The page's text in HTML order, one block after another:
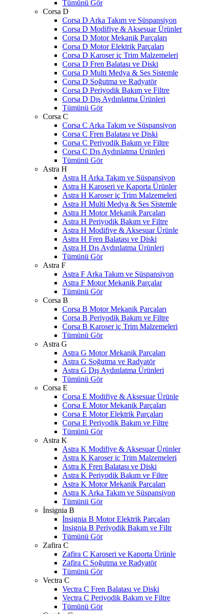
Tümünü Gör
Corsa D
Corsa D Arka Takım ve Süspansiyon
Corsa D Modifiye & Aksesuar Ürünler
Corsa D Motor Mekanik Parçaları
Corsa D Motor Elektrik Parçaları
Corsa D Karoser iç Trim Malzemeleri
Corsa D Fren Balatası ve Diski
Corsa D Multi Medya & Ses Sistemle
Corsa D Soğutma ve Radyatör
Corsa D Periyodik Bakım ve Filtre
Corsa D Dış Aydınlatma Ürünleri
Tümünü Gör
Corsa C
Corsa C Arka Takım ve Süspansiyon
Corsa C Fren Balatası ve Diski
Corsa C Periyodik Bakım ve Filtre
Corsa C Dış Aydınlatma Ürünleri
Tümünü Gör
Astra H
Astra H Arka Takım ve Süspansiyon
Astra H Karoseri ve Kaporta Ürünler
Astra H Karoser iç Trim Malzemeleri
Astra H Multi Medya & Ses Sistemle
Astra H Motor Mekanik Parçaları
Astra H Periyodik Bakım ve Filtre
Astra H Modifiye & Aksesuar Ürünle
Astra H Fren Balatası ve Diski
Astra H Dış Aydınlatma Ürünleri
Tümünü Gör
Astra F
Astra F Arka Takım ve Süspansiyon
Astra F Motor Mekanik Parçalar
Tümünü Gör
Corsa B
Corsa B Motor Mekanik Parçaları
Corsa B Periyodik Bakım ve Filtre
Corsa B Karoser iç Trim Malzemeleri
Tümünü Gör
Astra G
Astra G Motor Mekanik Parçaları
Astra G Soğutma ve Radyatör
Astra G Dış Aydınlatma Ürünleri
Tümünü Gör
Corsa E
Corsa E Modifiye & Aksesuar Ürünle
Corsa E Motor Mekanik Parçaları
Corsa E Motor Elektrik Parçaları
Corsa E Periyodik Bakım ve Filtre
Tümünü Gör
Astra K
Astra K Modifiye & Aksesuar Ürünler
Astra K Karoser iç Trim Malzemeleri
Astra K Fren Balatası ve Diski
Astra K Periyodik Bakım ve Filtre
Astra K Motor Mekanik Parçaları
Astra K Arka Takım ve Süspansiyon
Tümünü Gör
İnsignia B
İnsignia B Motor Elektrik Parçaları
İnsignia B Periyodik Bakım ve Filtr
Tümünü Gör
Zafira C
Zafira C Karoseri ve Kaporta Ürünle
Zafira C Soğutma ve Radyatör
Tümünü Gör
Vectra C
Vectra C Fren Balatası ve Diski
Vectra C Periyodik Bakım ve Filtre
Tümünü Gör